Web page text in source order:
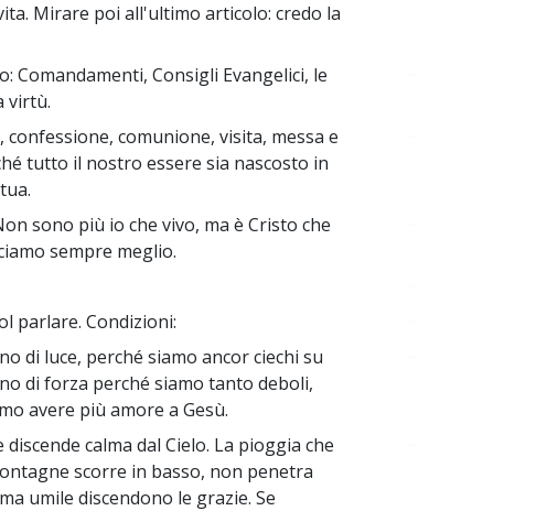
Mirare poi all'ultimo articolo: credo la
Comandamenti, Consigli Evangelici, le
virtù.
comunione, visita, messa e
tutto il nostro essere sia nascosto in
sono più io che vivo, ma è Cristo che
sempre meglio.
parlare. Condizioni:
di luce, perché siamo ancor ciechi su
di forza perché siamo tanto deboli,
avere più amore a Gesù.
calma dal Cielo. La pioggia che
scorre in basso, non penetra
umile discendono le grazie. Se